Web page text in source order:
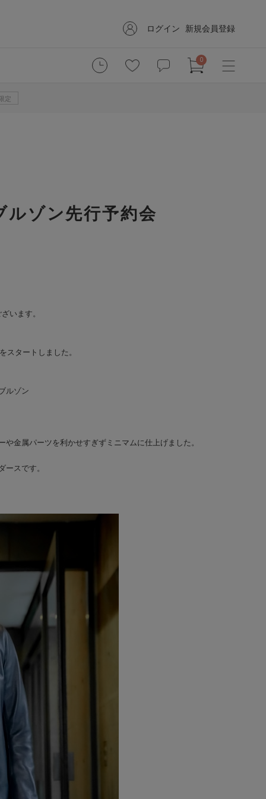
ログイン 新規会員登録
0
定
ゾン先行予約会
います。
タートしました。
ルゾン
金属パーツを利かせすぎずミニマムに仕上げました。
スです。